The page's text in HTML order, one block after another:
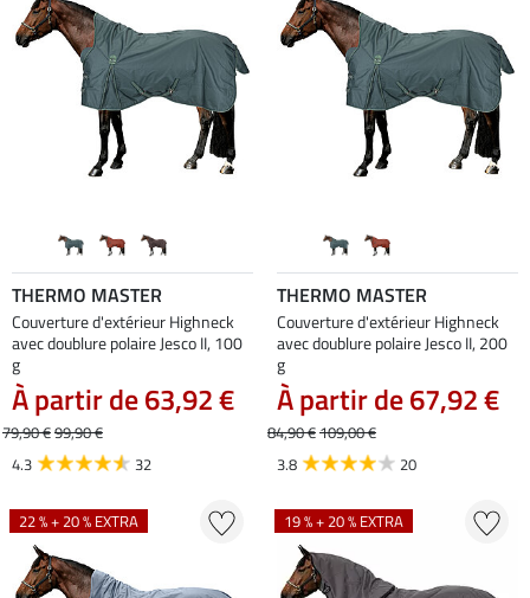
THERMO MASTER
Couverture d'extérieur Highneck
avec doublure polaire Jesco II, 100
g
À partir de 63,92 €
79,90 €99,90 €
4.3
32
THERMO MASTER
Couverture d'extérieur Highneck
avec doublure polaire Jesco II, 200
g
À partir de 67,92 €
84,90 €109,00 €
3.8
20
22 % + 20 % EXTRA 19 % + 20 % EXTRA